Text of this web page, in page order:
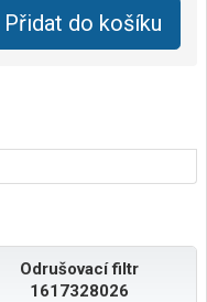
Přidat do košíku
Odrušovací filtr
1617328026